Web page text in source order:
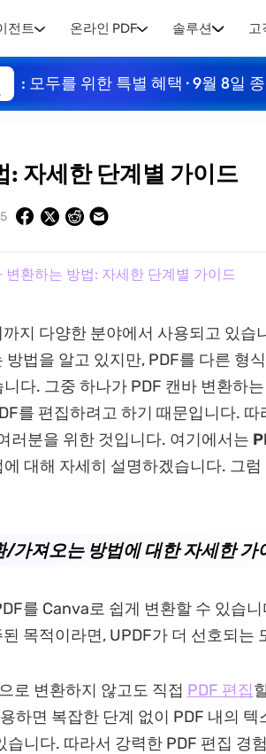
전트 온라인 PDF 솔루션 고
: 모두를 위한 특별 혜택 · 9월 8일
: 자세한 단계별 가이드
환하는 방법: 자세한 단계별 가이드
지 다양한 분야에서 사용되고 있습
방법을 알고 있지만, PDF를 다른 형
다. 그중 하나가 PDF 캔바 변환하
를 편집하려고 하기 때문입니다. 따
러분을 위한 것입니다. 여기에서는
대해 자세히 설명하겠습니다. 그럼
/가져오는 방법에 대한 자세한 가
를 Canva로 쉽게 변환할 수 있습
목적이라면, UPDF가 더 선호되는
로 변환하지 않고도 직접 PDF 편집
하면 복잡한 단계 없이 PDF 내의 텍
습니다. 따라서 강력한 PDF 편집 경